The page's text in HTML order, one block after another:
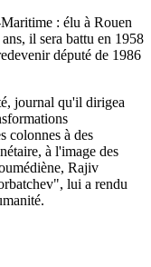
: élu à Rouen
il sera battu en 1958
député de 1986
journal qu'il dirigea
colonnes à des
à l'image des
Rajiv
lui a rendu